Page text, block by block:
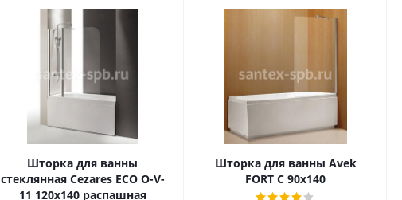
Шторка для ванны
стеклянная Cezares ECO O-V-
11 120х140 распашная
Шторка для ванны Avek
FORT C 90х140